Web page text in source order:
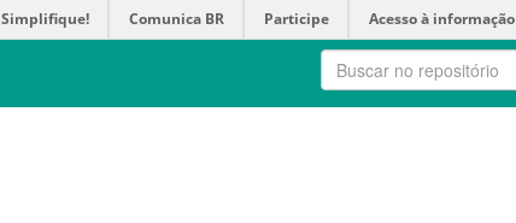
Simplifique! Comunica BR Participe Acesso à informação